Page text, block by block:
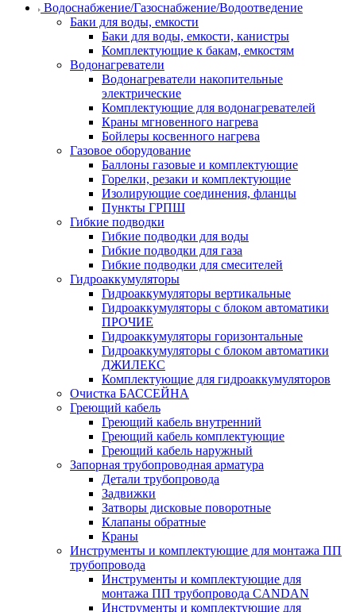
Водоснабжение/Газоснабжение/Водоотведение
Баки для воды, емкости
Баки для воды, емкости, канистры
Комплектующие к бакам, емкостям
Водонагреватели
Водонагреватели накопительные
электрические
Комплектующие для водонагревателей
Краны мгновенного нагрева
Бойлеры косвенного нагрева
Газовое оборудование
Баллоны газовые и комплектующие
Горелки, резаки и комплектующие
Изолирующие соединения, фланцы
Пункты ГРПШ
Гибкие подводки
Гибкие подводки для воды
Гибкие подводки для газа
Гибкие подводки для смесителей
Гидроаккумуляторы
Гидроаккумуляторы вертикальные
Гидроаккумуляторы с блоком автоматики
ПРОЧИЕ
Гидроаккумуляторы горизонтальные
Гидроаккумуляторы с блоком автоматики
ДЖИЛЕКС
Комплектующие для гидроаккумуляторов
Очистка БАССЕЙНА
Греющий кабель
Греющий кабель внутренний
Греющий кабель комплектующие
Греющий кабель наружный
Запорная трубопроводная арматура
Детали трубопровода
Задвижки
Затворы дисковые поворотные
Клапаны обратные
Краны
Инструменты и комплектующие для монтажа ПП
трубопровода
Инструменты и комплектующие для
монтажа ПП трубопровода CANDAN
Инструменты и комплектующие для